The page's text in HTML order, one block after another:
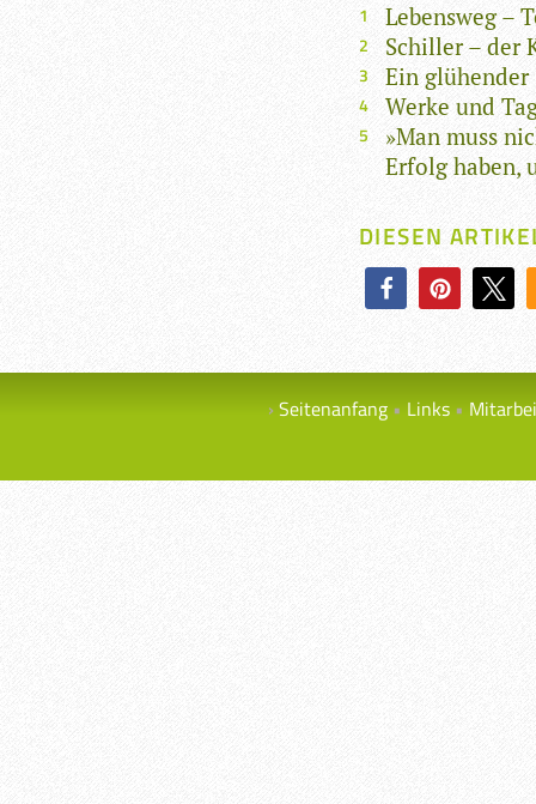
Lebensweg –
Schiller – der
Ein glühender
Werke und
»Man muss
Erfolg haben,
DIESEN
Seitenanfang Links